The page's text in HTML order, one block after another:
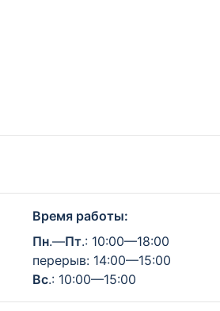
Время работы:
Пн.—Пт.: 10:00—18:00
перерыв: 14:00—15:00
Вс.: 10:00—15:00